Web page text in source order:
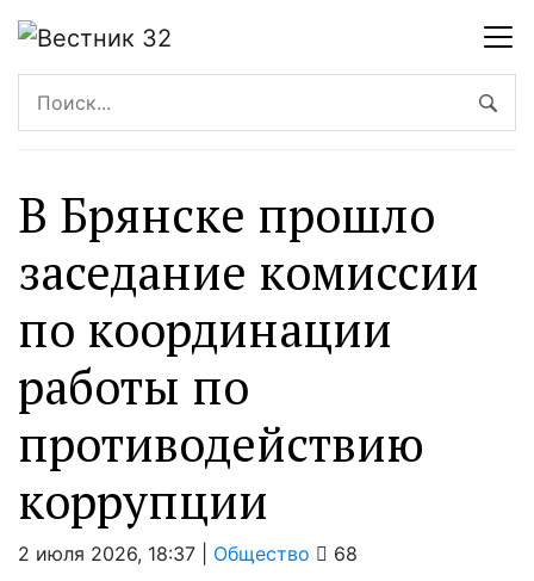
В Брянске прошло
заседание комиссии
по координации
работы по
противодействию
коррупции
2 июля 2026, 18:37 | Общество 68